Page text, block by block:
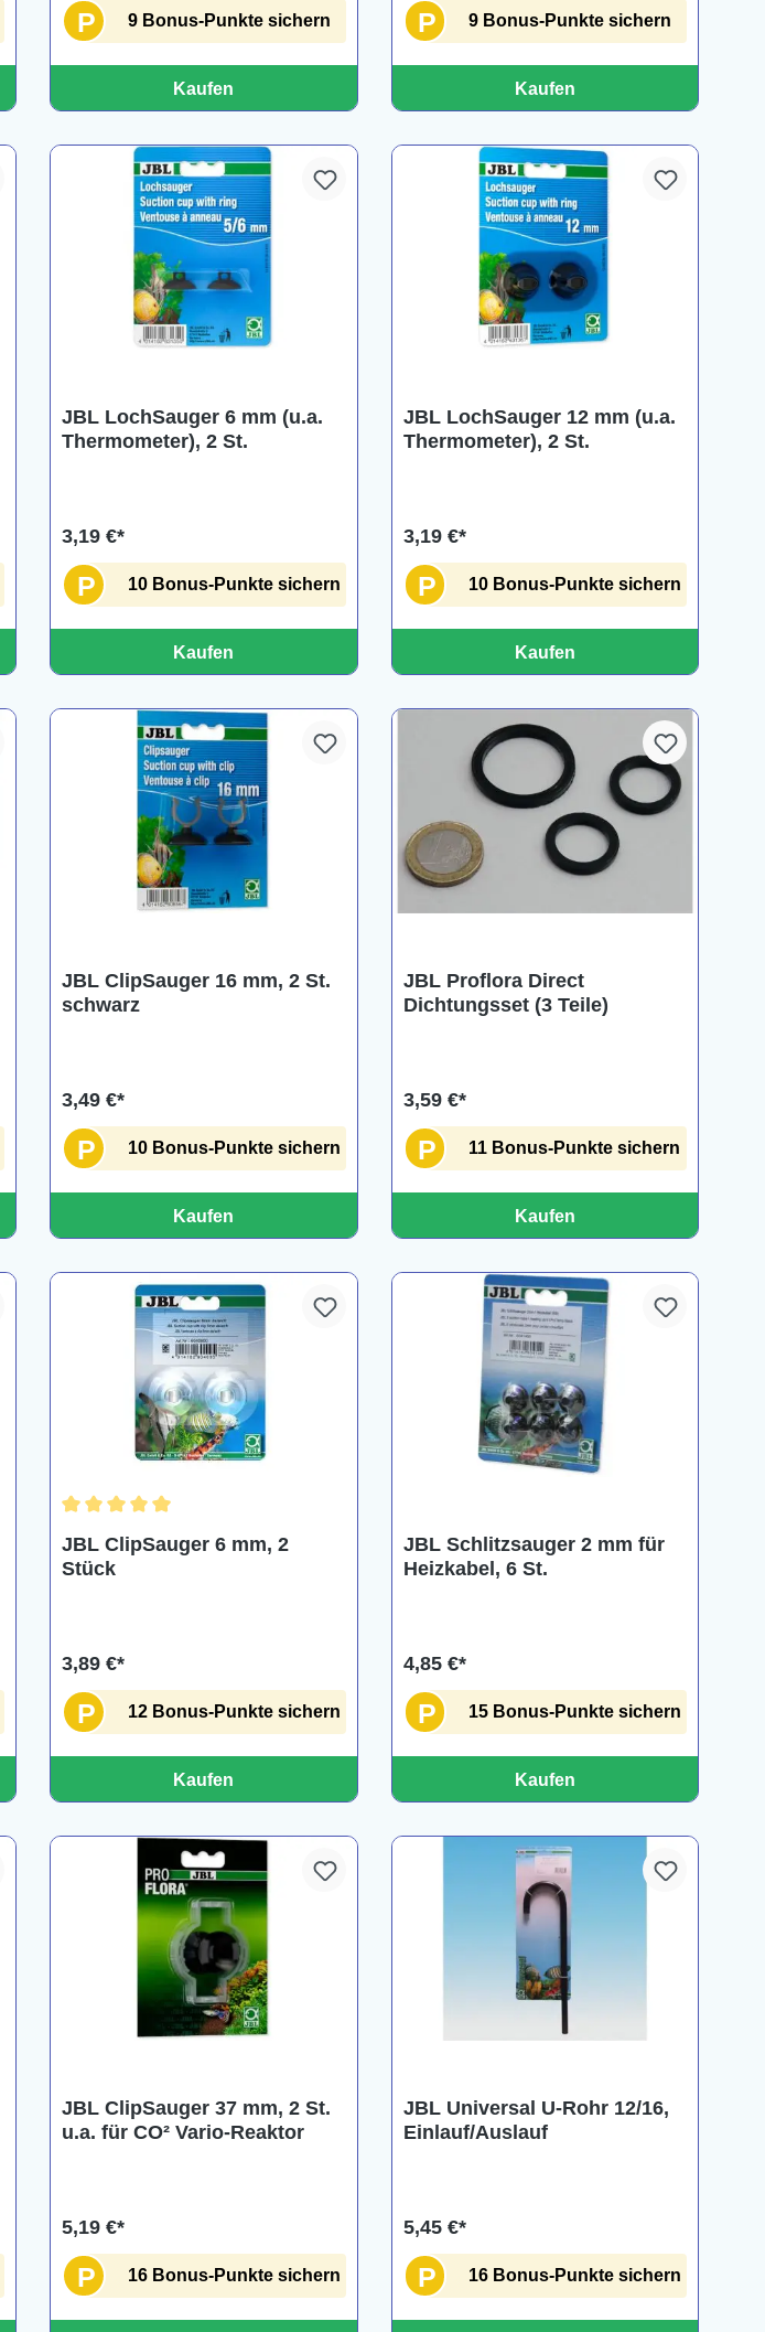
P 9 Bonus-Punkte sichern
Kaufen
P 9 Bonus-Punkte sichern
Kaufen
JBL LochSauger 6 mm (u.a.
Thermometer), 2 St.
3,19 €*
P 10 Bonus-Punkte sichern
Kaufen
JBL LochSauger 12 mm (u.a.
Thermometer), 2 St.
3,19 €*
P 10 Bonus-Punkte sichern
Kaufen
JBL ClipSauger 16 mm, 2 St.
schwarz
3,49 €*
P 10 Bonus-Punkte sichern
Kaufen
JBL Proflora Direct
Dichtungsset (3 Teile)
3,59 €*
P 11 Bonus-Punkte sichern
Kaufen
JBL ClipSauger 6 mm, 2
Stück
3,89 €*
P 12 Bonus-Punkte sichern
Kaufen
JBL Schlitzsauger 2 mm für
Heizkabel, 6 St.
4,85 €*
P 15 Bonus-Punkte sichern
Kaufen
JBL ClipSauger 37 mm, 2 St.
u.a. für CO² Vario-Reaktor
5,19 €*
P 16 Bonus-Punkte sichern
JBL Universal U-Rohr 12/16,
Einlauf/Auslauf
5,45 €*
P 16 Bonus-Punkte sichern